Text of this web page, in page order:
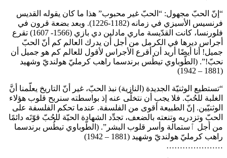
“إنّ الحبّ مجهول: “الحبّ غير محبوب” هذا ما كان يقوله القديس
فرنسيس الأسيزي في زمانه (1182-1226). وبعد بضعة قرون في
فلورنسا، كانت القدّيسة ماري مادلين دي بازي (1566- 1607) تقرع
أجراس ديرها في الكرمل من أجل أن يدرك العالم كم أنّ الحبّ
جميل! أنا أيضًا أريد أن أقرع الأجراس لأقول للعالم كم هو جميل أن
نحبّ!”. (الطّوباوي تيطُس برندسما راهب كرمليّ هولنديّ وشهيد
(1881 – 1942)
“تستطيع الوثنيّة الجديدة (النازية) نبذ الحبّ، غير أنّ التاريخ يعلّمنا أنَّ
الغلبة للحُبّ. فلا يجب أن نتخلّى عنه إذ بواسطته سنربح قلوب هؤلاء
الوثنيّين. إنّ الطبيعة أقوى من الفلسفة. عندما تحكم الفلسفة على
الحبّ وتزدريه وتنعته بالضعف، تجدِّد الشهادة الحيّة للحُبّ قوّتَه دائمًا
من أجل ٱستمالة وأسر قلوب البشر”. (الطّوباوي تيطُس برندسما
راهب كرمليّ هولنديّ وشهيد (1881 – 1942)
…………………